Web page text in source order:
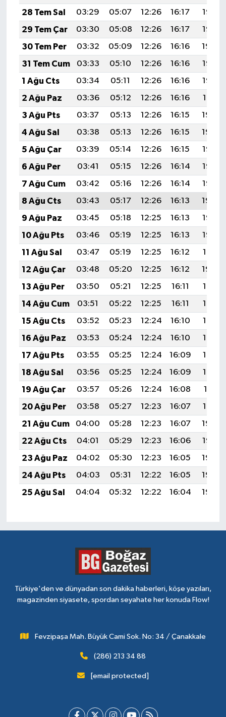
28 Tem Sal
03:29 05:07 12:26 16:17
19:35
29 Tem Çar
03:30 05:08 12:26 16:17
19:35
30 Tem Per
03:32 05:09 12:26 16:16
19:34
31 Tem Cum
03:33 05:10 12:26 16:16
19:33
1 Ağu Cts
03:34 05:11 12:26 16:16
19:32
2 Ağu Paz
03:36 05:12 12:26 16:16
19:31
3 Ağu Pts
03:37 05:13 12:26 16:15
19:30
4 Ağu Sal
03:38 05:13 12:26 16:15
19:29
5 Ağu Çar
03:39 05:14 12:26 16:15
19:28
6 Ağu Per
03:41 05:15 12:26 16:14
19:27
7 Ağu Cum
03:42 05:16 12:26 16:14
19:26
8 Ağu Cts
03:43 05:17 12:26 16:13
19:24
9 Ağu Paz
03:45 05:18 12:25 16:13
19:23
10 Ağu Pts
03:46 05:19 12:25 16:13
19:22
11 Ağu Sal
03:47 05:19 12:25 16:12
19:21
12 Ağu Çar
03:48 05:20 12:25 16:12
19:20
13 Ağu Per
03:50 05:21 12:25 16:11
19:19
14 Ağu Cum
03:51 05:22 12:25 16:11
19:17
15 Ağu Cts
03:52 05:23 12:24 16:10
19:16
16 Ağu Paz
03:53 05:24 12:24 16:10
19:15
17 Ağu Pts
03:55 05:25 12:24 16:09
19:14
18 Ağu Sal
03:56 05:25 12:24 16:09
19:12
19 Ağu Çar
03:57 05:26 12:24 16:08
19:11
20 Ağu Per
03:58 05:27 12:23 16:07
19:10
21 Ağu Cum
04:00 05:28 12:23 16:07
19:08
22 Ağu Cts
04:01 05:29 12:23 16:06
19:07
23 Ağu Paz
04:02 05:30 12:23 16:05
19:06
24 Ağu Pts
04:03 05:31 12:22 16:05
19:04
25 Ağu Sal
04:04 05:32 12:22 16:04 19:03
Türkiye'den ve dünyadan son dakika haberleri, köşe yazıları,
magazinden siyasete, spordan seyahate her konuda Flow!
Fevzipaşa Mah. Büyük Cami Sok. No: 34 / Çanakkale
(286) 213 34 88
[email protected]